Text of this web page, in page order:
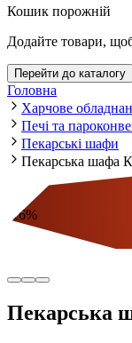
Кошик порожній
Додайте товари,
Перейти до каталогу
Головна
Харчове
Печі та
Пекарські шафи
Пекарська
16%